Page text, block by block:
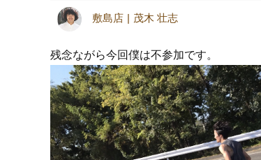
敷島店 茂木 壮志
残念ながら今回僕は不参加です。